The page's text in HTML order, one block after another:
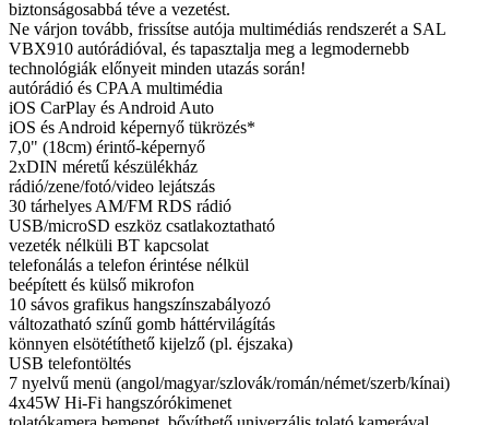
biztonságosabbá téve a vezetést.
Ne várjon tovább, frissítse autója multimédiás rendszerét a SAL
VBX910 autórádióval, és tapasztalja meg a legmodernebb
technológiák előnyeit minden utazás során!
autórádió és CPAA multimédia
iOS CarPlay és Android Auto
iOS és Android képernyő tükrözés*
7,0" (18cm) érintő-képernyő
2xDIN méretű készülékház
rádió/zene/fotó/video lejátszás
30 tárhelyes AM/FM RDS rádió
USB/microSD eszköz csatlakoztatható
vezeték nélküli BT kapcsolat
telefonálás a telefon érintése nélkül
beépített és külső mikrofon
10 sávos grafikus hangszínszabályozó
változatható színű gomb háttérvilágítás
könnyen elsötétíthető kijelző (pl. éjszaka)
USB telefontöltés
7 nyelvű menü (angol/magyar/szlovák/román/német/szerb/kínai)
4x45W Hi-Fi hangszórókimenet